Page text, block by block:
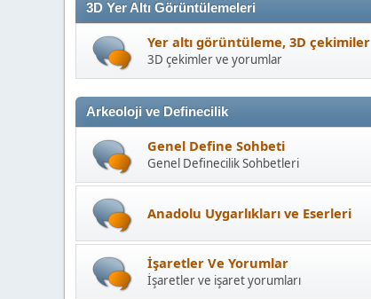
3D Yer Altı Görüntülemeleri
Yer altı görüntüleme, 3D çekimiler
3D çekimler ve yorumlar
Arkeoloji ve Definecilik
Genel Define Sohbeti
Genel Definecilik Sohbetleri
Anadolu Uygarlıkları ve Eserleri
İşaretler Ve Yorumlar
İşaretler ve işaret yorumları